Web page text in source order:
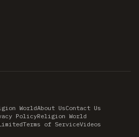
WorldAbout UsContact Us
PolicyReligion World
Terms of ServiceVideos